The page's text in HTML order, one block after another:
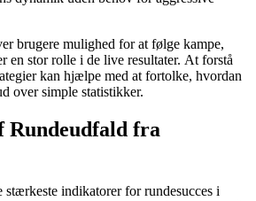
brugere mulighed for at følge kampe,
en stor rolle i de live resultater. At forstå
kan hjælpe med at fortolke, hvordan
over simple statistikker.
Rundeudfald fra
stærkeste indikatorer for rundesucces i